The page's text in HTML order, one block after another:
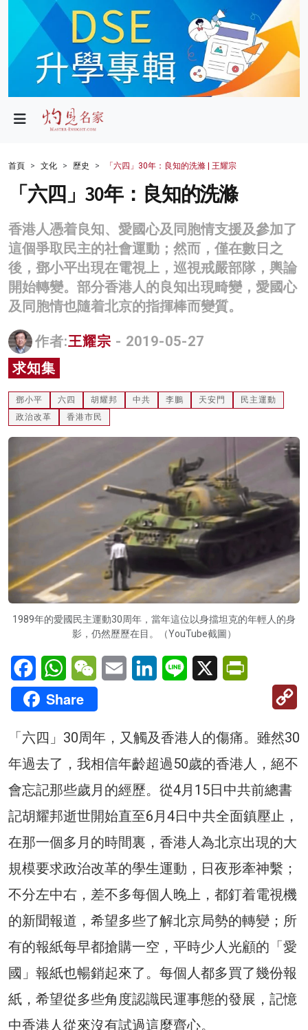
政局
財經
生活
商業
科技
影片
名家榜
灼見活動
首頁 文化 歷史 「六四」30年：良知的洗滌 | 王耀宗
「六四」30年：良知的洗滌
香港人憑着良知、愛國心及同胞情支援及參加了
這個爭取民主的社會運動；然而，僅在數日之
後，鄧小平出現在電視上，巡視戒嚴部隊，輿論
開始轉變。部分香港人的良知出現畸變，愛國心
及同胞情也隨着北京的指揮棒而變質。
作者:王耀宗 - 2019-05-27
求知集
鄧小平 六四 胡耀邦 中共 李鵬 天安門
民主運動
政治改革
香港市民
1989年的愛國民主運動30周年，當年這位以身擋坦克的年輕人的身
影，仍然歷歷在目。（YouTube截圖）
FacebookWhatsAppWeChatEmail LinkedInLine X
Share
「六四」30周年，又觸及香港人的傷痛。雖然30
年過去了，我相信年齡超過50歲的香港人，絕不
會忘記那些歲月的經歷。從4月15日中共前總書
記胡耀邦逝世開始直至6月4日中共全面鎮壓止，
在那一個多月的時間裏，香港人為北京出現的大
規模要求政治改革的學生運動，日夜形牽神繫；
不分左中右，差不多每個人晚上，都釘着電視機
的新聞報道，希望多些了解北京局勢的轉變；所
有的報紙每早都搶購一空，平時少人光顧的「愛
國」報紙也暢銷起來了。每個人都多買了幾份報
紙，希望從多些角度認識民運事態的發展，記憶
中香港人從來沒有試過這麼齊心。